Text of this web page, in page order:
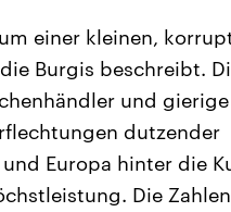
einer kleinen,
Burgis beschreibt.
und
dutzender
Europa hinter die
Die